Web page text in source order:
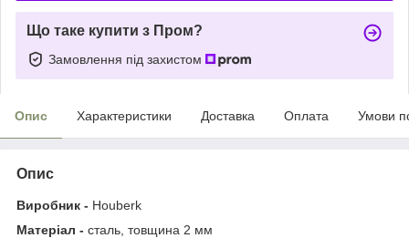
Що таке купити з Пром?
Замовлення під захистом
Опис Характеристики Доставка Оплата Умови
Опис
Виробник - Houberk
Матеріал - сталь, товщина 2 мм